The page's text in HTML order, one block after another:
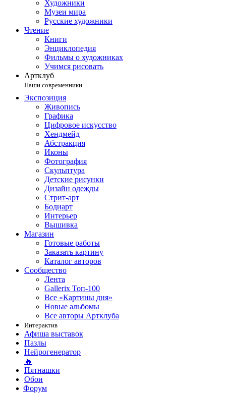
Художники
Музеи мира
Русские художники
Чтение
Книги
Энциклопедия
Фильмы о художниках
Учимся рисовать
Артклуб
Наши современники
Экспозиция
Живопись
Графика
Цифровое искусство
Хендмейд
Абстракция
Иконы
Фотография
Скульптура
Детские рисунки
Дизайн одежды
Стрит-арт
Бодиарт
Интерьер
Вышивка
Магазин
Готовые работы
Заказать картину
Каталог авторов
Сообщество
Лента
Gallerix Топ-100
Все «Картины дня»
Новые альбомы
Все авторы Артклуба
Интерактив
Афиша выставок
Пазлы
Нейрогенератор
🔥
Пятнашки
Обои
Форум